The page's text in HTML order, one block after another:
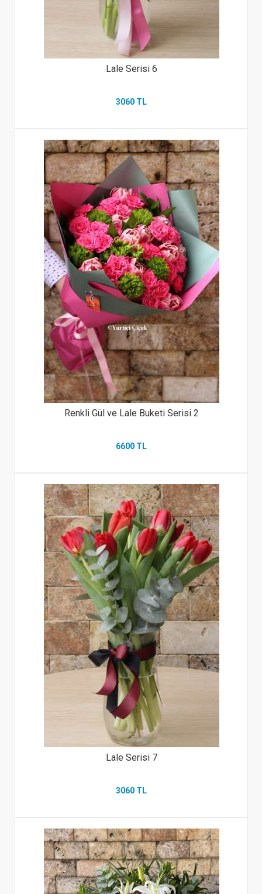
Lale Serisi 6
3060 TL
Renkli Gül ve Lale Buketi Serisi 2
6600 TL
Lale Serisi 7
3060 TL